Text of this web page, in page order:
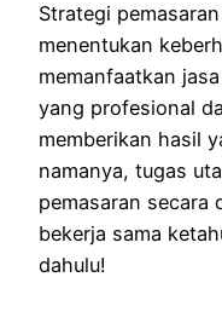
Strategi
menentukan
memanfaatkan jasa
yang profesional
memberikan hasil
namanya, tugas
pemasaran secara
bekerja sama
dahulu!